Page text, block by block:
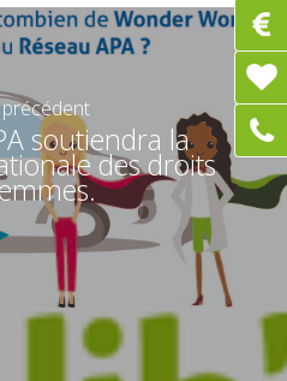
soutiendra la
des droits